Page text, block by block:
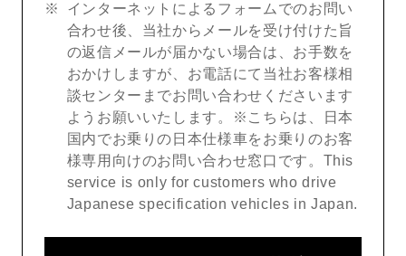
インターネットによるフォームでのお問い
合わせ後、当社からメールを受け付けた旨
の返信メールが届かない場合は、お手数を
おかけしますが、お電話にて当社お客様相
談センターまでお問い合わせくださいます
ようお願いいたします。※こちらは、日本
国内でお乗りの日本仕様車をお乗りのお客
様専用向けのお問い合わせ窓口です。This
service is only for customers who drive
Japanese specification vehicles in Japan.